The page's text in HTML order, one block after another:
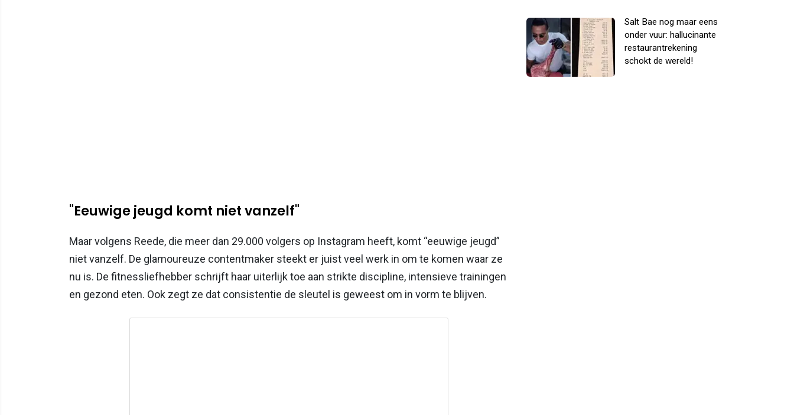
"Eeuwige jeugd komt niet vanzelf"
Maar volgens Reede, die meer dan 29.000 volgers op Instagram heeft, komt “eeuwige jeugd”
niet vanzelf. De glamoureuze contentmaker steekt er juist veel werk in om te komen waar ze
nu is. De fitnessliefhebber schrijft haar uiterlijk toe aan strikte discipline, intensieve trainingen
en gezond eten. Ook zegt ze dat consistentie de sleutel is geweest om in vorm te blijven.
Salt Bae nog maar eens
onder vuur: hallucinante
restaurantrekening
schokt de wereld!